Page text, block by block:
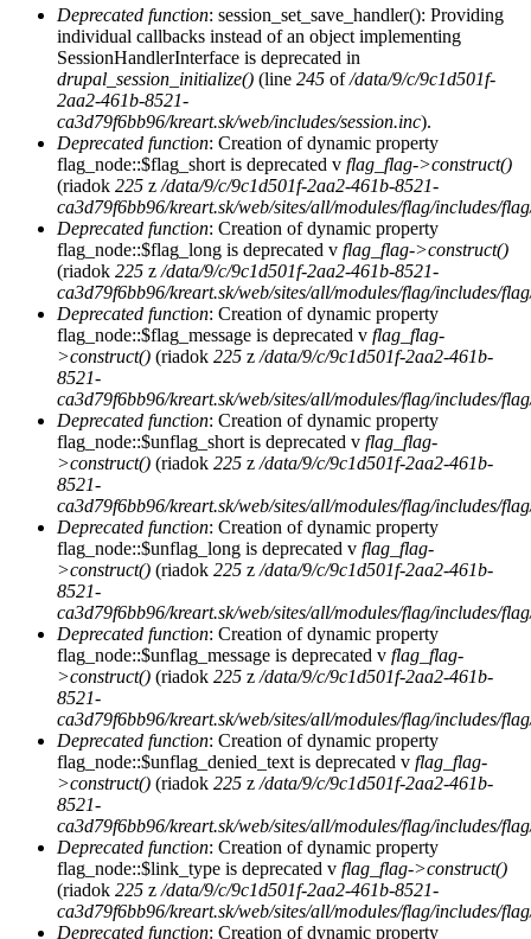
Deprecated function: session_set_save_handler(): Providing
individual callbacks instead of an object implementing
SessionHandlerInterface is deprecated in
drupal_session_initialize() (line 245 of/data/9/c/9c1d501f-
2aa2-461b-8521-
ca3d79f6bb96/kreart.sk/web/includes/session.inc).
Deprecated function: Creation of dynamic property
flag_node::$flag_short is deprecated v flag_flag->construct()
(riadok 225 z /data/9/c/9c1d501f-2aa2-461b-8521-
ca3d79f6bb96/kreart.sk/web/sites/all/modules/flag/includes/
Deprecated function: Creation of dynamic property
flag_node::$flag_long is deprecated v flag_flag->construct()
(riadok 225 z /data/9/c/9c1d501f-2aa2-461b-8521-
ca3d79f6bb96/kreart.sk/web/sites/all/modules/flag/includes/
Deprecated function: Creation of dynamic property
flag_node::$flag_message is deprecated v flag_flag-
>construct() (riadok 225 z /data/9/c/9c1d501f-2aa2-461b-
8521-
ca3d79f6bb96/kreart.sk/web/sites/all/modules/flag/includes/
Deprecated function: Creation of dynamic property
flag_node::$unflag_short is deprecated v flag_flag-
>construct() (riadok 225 z /data/9/c/9c1d501f-2aa2-461b-
8521-
ca3d79f6bb96/kreart.sk/web/sites/all/modules/flag/includes/
Deprecated function: Creation of dynamic property
flag_node::$unflag_long is deprecated v flag_flag-
>construct() (riadok 225 z /data/9/c/9c1d501f-2aa2-461b-
8521-
ca3d79f6bb96/kreart.sk/web/sites/all/modules/flag/includes/
Deprecated function: Creation of dynamic property
flag_node::$unflag_message is deprecated v flag_flag-
>construct() (riadok 225 z /data/9/c/9c1d501f-2aa2-461b-
8521-
ca3d79f6bb96/kreart.sk/web/sites/all/modules/flag/includes/
Deprecated function: Creation of dynamic property
flag_node::$unflag_denied_text is deprecated v flag_flag-
>construct() (riadok 225 z /data/9/c/9c1d501f-2aa2-461b-
8521-
ca3d79f6bb96/kreart.sk/web/sites/all/modules/flag/includes/
Deprecated function: Creation of dynamic property
flag_node::$link_type is deprecated v flag_flag->construct()
(riadok 225 z /data/9/c/9c1d501f-2aa2-461b-8521-
ca3d79f6bb96/kreart.sk/web/sites/all/modules/flag/includes/
Deprecated function: Creation of dynamic property